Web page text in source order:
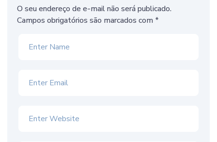
O seu endereço de e-mail não será publicado.
Campos obrigatórios são marcados com *